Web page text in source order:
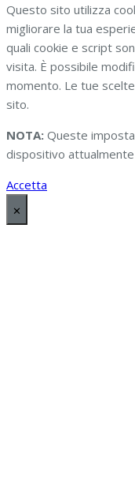
Questo sito utilizza
migliorare la tua
quali cookie e script
visita. È possibile
momento. Le tue
sito.
NOTA: Queste
dispositivo attualmente
Accetta
✕